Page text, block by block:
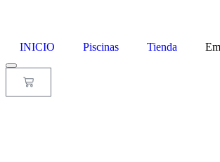
INICIO Piscinas Tienda